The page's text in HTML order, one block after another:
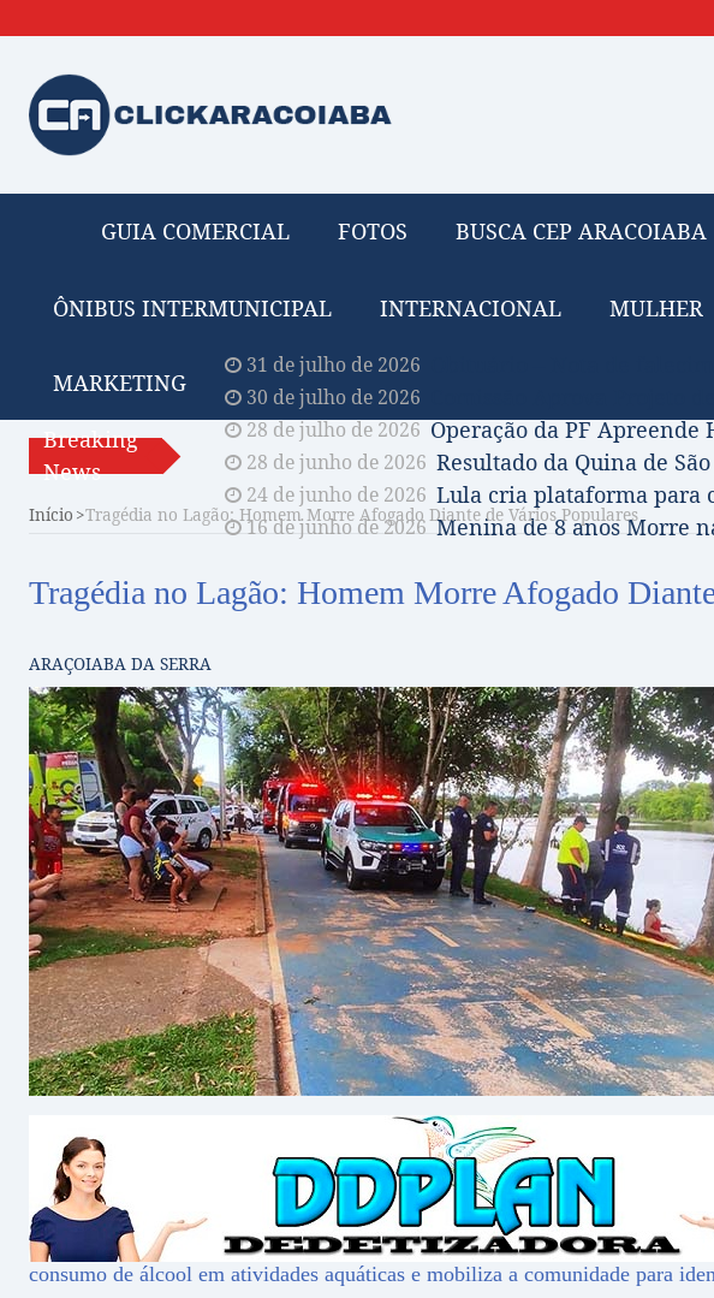
GUIA COMERCIAL FOTOS BUSCA CEP ARACOIABA
ÔNIBUS INTERMUNICIPAL INTERNACIONAL MULHER
MARKETING
Breaking
News
31 de julho de 2026
30 de julho de 2026
28 de julho de 2026 Operação da PF
28 de junho de 2026 Resultado da Quina de São
24 de junho de 2026 Lula cria plataforma para
16 de junho de 2026 Menina de 8 anos Morre
Início Tragédia no Lagão: Homem Morre Afogado Diante de Vários Populares
Tragédia no Lagão: Homem Morre Afogado
ARAÇOIABA DA SERRA
consumo de álcool em atividades aquáticas e mobiliza a comunidade para